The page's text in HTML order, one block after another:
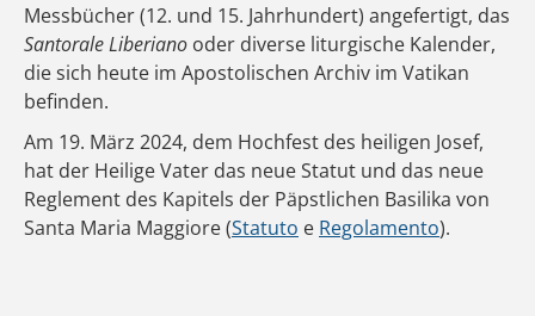
Messbücher (12. und 15. Jahrhundert) angefertigt, das
Santorale Liberiano oder diverse liturgische Kalender,
die sich heute im Apostolischen Archiv im Vatikan
befinden.
Am 19. März 2024, dem Hochfest des heiligen Josef,
hat der Heilige Vater das neue Statut und das neue
Reglement des Kapitels der Päpstlichen Basilika von
Santa Maria Maggiore (Statuto e Regolamento).